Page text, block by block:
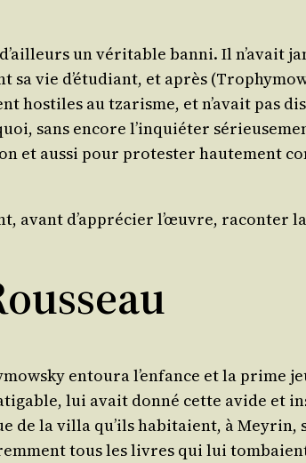
un véri­table ban­ni. Il n’avait
vie d’étudiant, et après
au tza­risme, et n’avait pas
sans encore l’inquiéter
et aus­si pour pro­tes­ter hau­te­ment
avant d’apprécier l’œuvre, racon­ter
entou­ra l’enfance et la prime
lui avait don­né cette avide et
la vil­la qu’ils habi­taient, à Mey­rin,
tous les livres qui lui